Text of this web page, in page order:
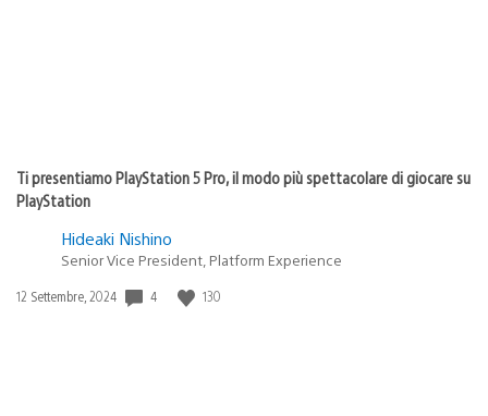
Ti presentiamo PlayStation 5 Pro, il modo più spettacolare di giocare su
PlayStation
Hideaki Nishino
Senior Vice President, Platform Experience
Data
12 Settembre, 2024 4 130